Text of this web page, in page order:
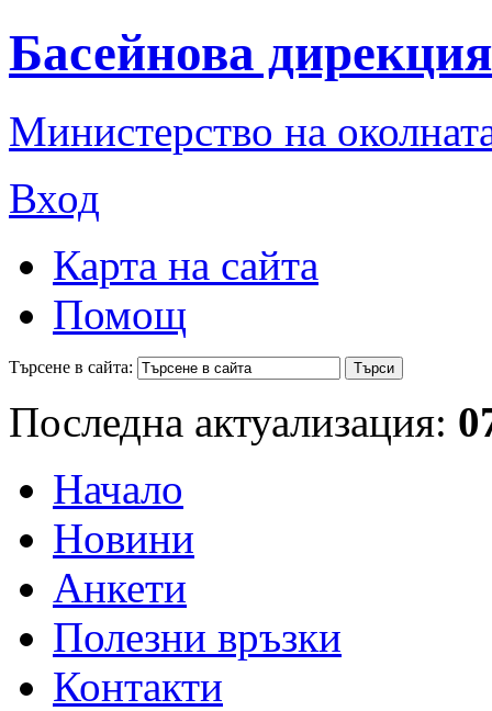
Басейнова
Министерство на
Вход
Карта на сайта
Помощ
Търсене в сайта:
Последна актуализация:
Начало
Новини
Анкети
Полезни връзки
Контакти